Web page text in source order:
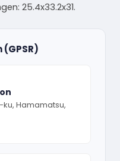
25.4x33.2x31.
Hamamatsu,